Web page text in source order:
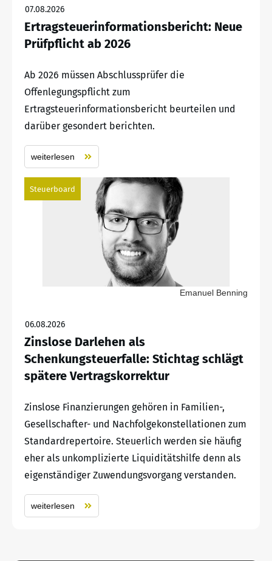
07.08.2026
Ertragsteuerinformationsbericht: Neue
Prüfpflicht ab 2026
Ab 2026 müssen Abschlussprüfer die
Offenlegungspflicht zum
Ertragsteuerinformationsbericht beurteilen und
darüber gesondert berichten.
weiterlesen
Steuerboard
Emanuel Benning
06.08.2026
Zinslose Darlehen als
Schenkungsteuerfalle: Stichtag schlägt
spätere Vertragskorrektur
Zinslose Finanzierungen gehören in Familien-,
Gesellschafter- und Nachfolgekonstellationen zum
Standardrepertoire. Steuerlich werden sie häufig
eher als unkomplizierte Liquiditätshilfe denn als
eigenständiger Zuwendungsvorgang verstanden.
weiterlesen